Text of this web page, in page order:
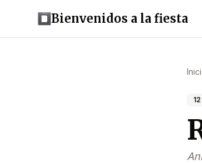
Bienvenidos a la fiesta